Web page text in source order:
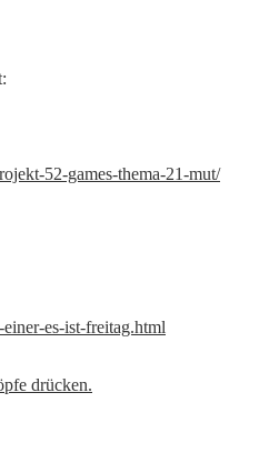
52-games-thema-21-mut/
es-ist-freitag.html
drücken.